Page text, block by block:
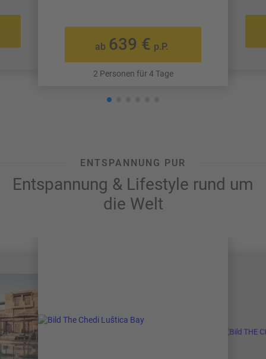
ab 639 € p.P.
2 Personen für 4 Tage
ENTSPANNUNG PUR
Entspannung & Lifestyle rund um
die Welt